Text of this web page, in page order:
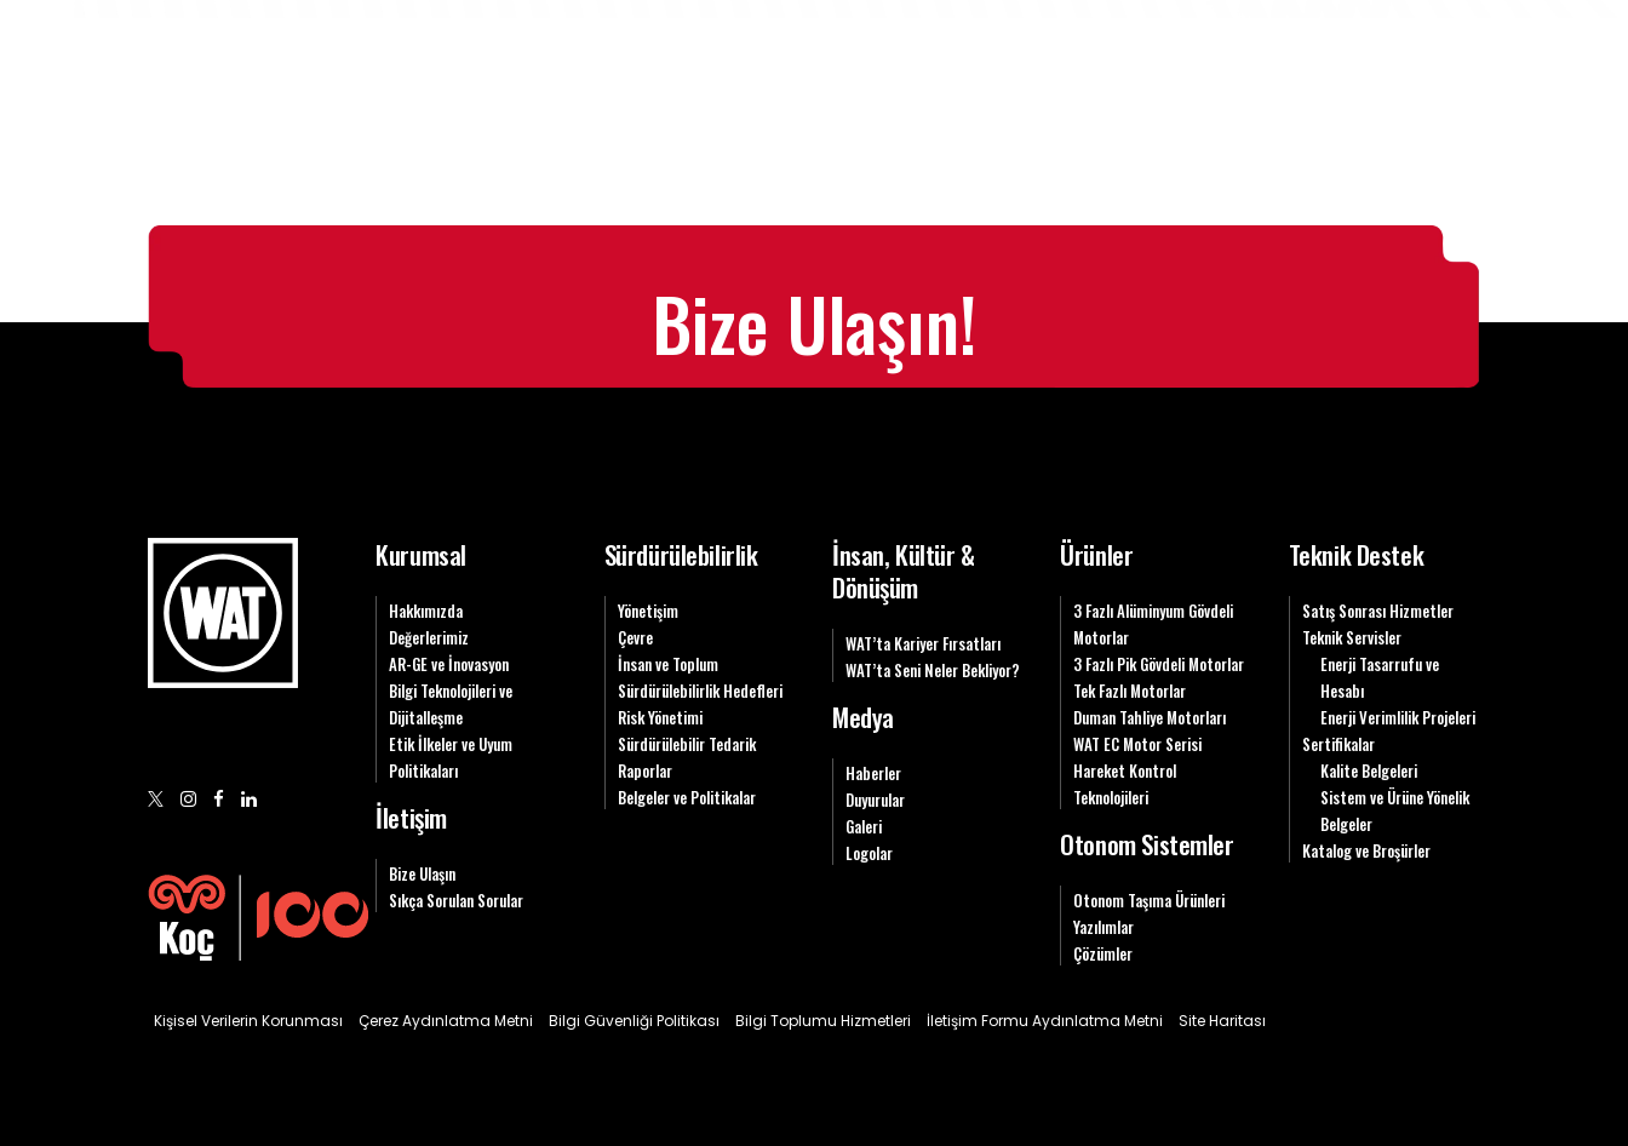
Bize Ulaşın!
Kurumsal
Hakkımızda
Değerlerimiz
AR-GE ve İnovasyon
Bilgi Teknolojileri ve
Dijitalleşme
Etik İlkeler ve Uyum
Politikaları
İletişim
Bize Ulaşın
Sıkça Sorulan Sorular
Sürdürülebilirlik
Yönetişim
Çevre
İnsan ve Toplum
Sürdürülebilirlik Hedefleri
Risk Yönetimi
Sürdürülebilir Tedarik
Raporlar
Belgeler ve Politikalar
İnsan, Kültür &
Dönüşüm
WAT’ta Kariyer Fırsatları
WAT’ta Seni Neler Bekliyor?
Medya
Haberler
Duyurular
Galeri
Logolar
Ürünler
3 Fazlı Alüminyum Gövdeli
Motorlar
3 Fazlı Pik Gövdeli Motorlar
Tek Fazlı Motorlar
Duman Tahliye Motorları
WAT EC Motor Serisi
Hareket Kontrol
Teknolojileri
Otonom Sistemler
Otonom Taşıma Ürünleri
Yazılımlar
Çözümler
Teknik Destek
Satış Sonrası Hizmetler
Teknik Servisler
Enerji Tasarrufu ve
Hesabı
Enerji Verimlilik Projeleri
Sertifikalar
Kalite Belgeleri
Sistem ve Ürüne Yönelik
Belgeler
Katalog ve Broşürler
Kişisel Verilerin Korunması Çerez Aydınlatma Metni Bilgi Güvenliği Politikası Bilgi Toplumu Hizmetleri İletişim Formu Aydınlatma Metni Site Haritası